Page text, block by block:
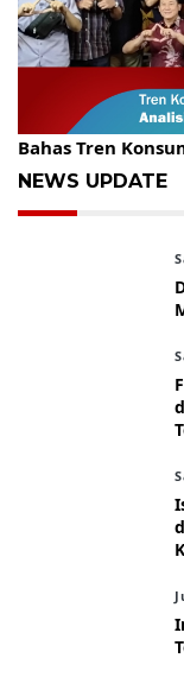
Gelar Kopdar,
Bahas Tren
NEWS UPDATE